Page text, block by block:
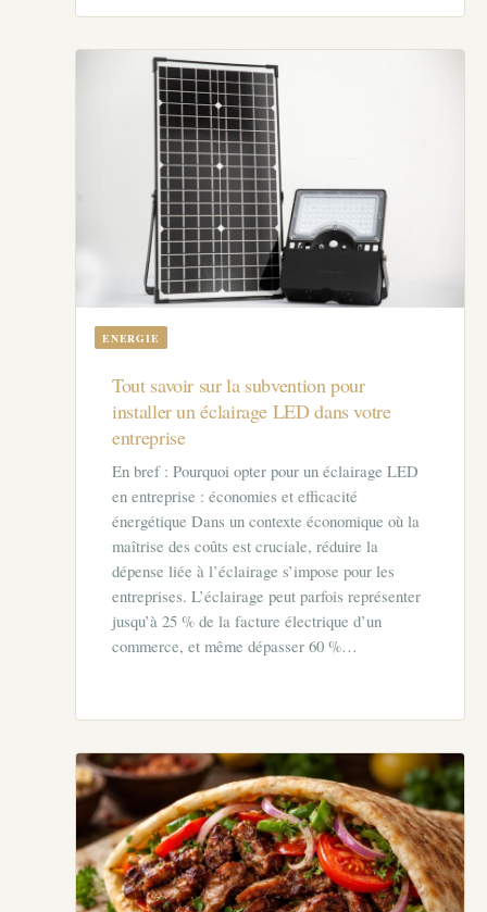
ENERGIE
Tout savoir sur la subvention pour
installer un éclairage LED dans votre
entreprise
En bref : Pourquoi opter pour un éclairage LED
en entreprise : économies et efficacité
énergétique Dans un contexte économique où la
maîtrise des coûts est cruciale, réduire la
dépense liée à l’éclairage s’impose pour les
entreprises. L’éclairage peut parfois représenter
jusqu’à 25 % de la facture électrique d’un
commerce, et même dépasser 60 %…